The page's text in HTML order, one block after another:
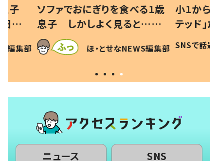
1歳
…母
現行
編集部
小1から不登校、息子は「ギフ
テッド」だった 父が“ウチ給
食”を作り続ける理由とは #令
和の親 #令和の子
SNSで話題 ほ・とせなNEWS編集部
ひ孫に
が、抱
に「涙
方ない」
ニュース SNS